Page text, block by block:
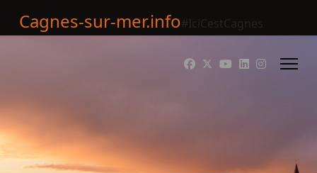
Cagnes-sur-mer.info#IciCestCagnes